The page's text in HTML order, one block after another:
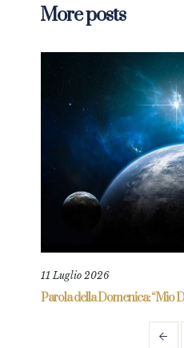
More posts
11 Luglio 2026
Parola della Domenica: “Mio